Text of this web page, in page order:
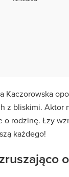
Kaczorowska
z bliskimi. Aktor
o rodzinę. Łzy
każdego!